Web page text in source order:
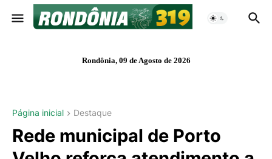
Rondônia, 09 de Agosto de 2026
Página inicial Destaque
Rede municipal de Porto